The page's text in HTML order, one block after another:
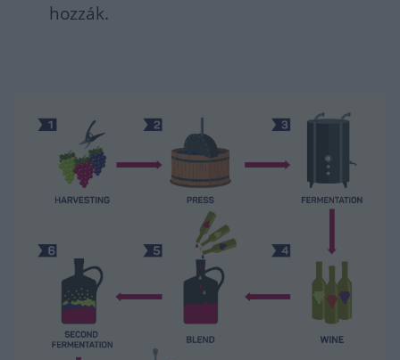
hozzák.